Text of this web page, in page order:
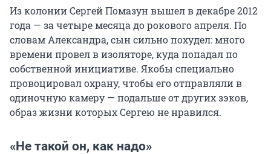
Из колонии Сергей Помазун вышел в декабре 2012
года — за четыре месяца до рокового апреля. По
словам Александра, сын сильно похудел: много
времени провел в изоляторе, куда попадал по
собственной инициативе. Якобы специально
провоцировал охрану, чтобы его отправляли в
одиночную камеру — подальше от других зэков,
образ жизни которых Сергею не нравился.
«Не такой он, как надо»